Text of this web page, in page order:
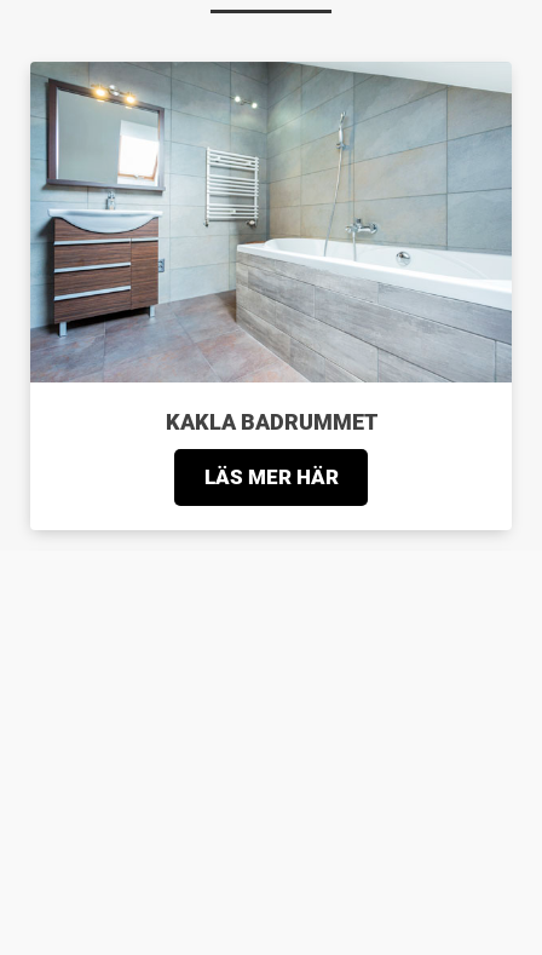
KAKLA BADRUMMET
LÄS MER HÄR